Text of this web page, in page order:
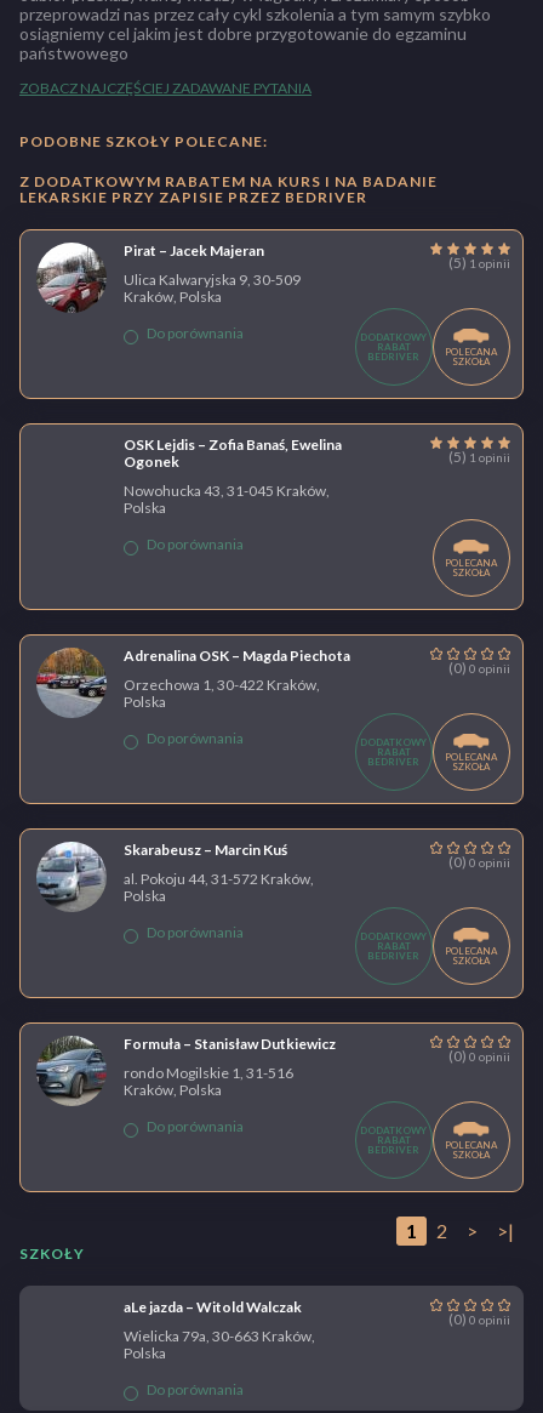
przeprowadzi nas przez cały cykl szkolenia a tym samym szybko
osiągniemy cel jakim jest dobre przygotowanie do egzaminu
państwowego
ZOBACZ NAJCZĘŚCIEJ ZADAWANE PYTANIA
PODOBNE SZKOŁY POLECANE:
Z DODATKOWYM RABATEM NA KURS I NA BADANIE
LEKARSKIE PRZY ZAPISIE PRZEZ BEDRIVER
Pirat – Jacek Majeran
(5) 1 opinii
Ulica Kalwaryjska 9, 30-509
Kraków, Polska
Do porównania
DODATKOWY
RABAT
BEDRIVER
POLECANA
SZKOŁA
OSK Lejdis – Zofia Banaś, Ewelina
Ogonek
(5) 1 opinii
Nowohucka 43, 31-045 Kraków,
Polska
Do porównania
POLECANA
SZKOŁA
Adrenalina OSK – Magda Piechota
(0) 0 opinii
Orzechowa 1, 30-422 Kraków,
Polska
Do porównania
DODATKOWY
RABAT
BEDRIVER
POLECANA
SZKOŁA
Skarabeusz – Marcin Kuś
(0) 0 opinii
al. Pokoju 44, 31-572 Kraków,
Polska
Do porównania
DODATKOWY
RABAT
BEDRIVER
POLECANA
SZKOŁA
Formuła – Stanisław Dutkiewicz
(0) 0 opinii
rondo Mogilskie 1, 31-516
Kraków, Polska
Do porównania
DODATKOWY
RABAT
BEDRIVER
POLECANA
SZKOŁA
1 2 > >|
SZKOŁY
aLe jazda – Witold Walczak
(0) 0 opinii
Wielicka 79a, 30-663 Kraków,
Polska
Do porównania